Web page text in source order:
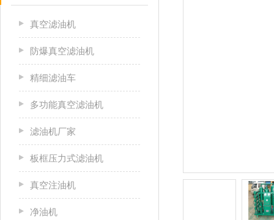
真空滤油机
防爆真空滤油机
精细滤油车
多功能真空滤油机
滤油机厂家
板框压力式滤油机
真空注油机
净油机